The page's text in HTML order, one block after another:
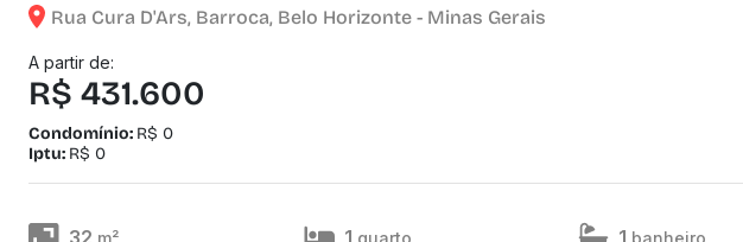
Rua Cura D'Ars, Barroca, Belo Horizonte - Minas Gerais
A partir de:
R$ 431.600
Condomínio: R$ 0
Iptu: R$ 0
32 m² 1 quarto 1 banheiro